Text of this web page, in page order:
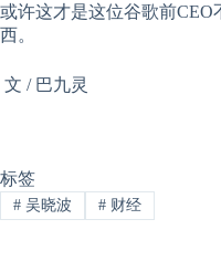
或许这才是这位谷歌前CEO
西。
文 / 巴九灵
标签
#吴晓波 #财经